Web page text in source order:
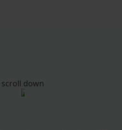
scroll down